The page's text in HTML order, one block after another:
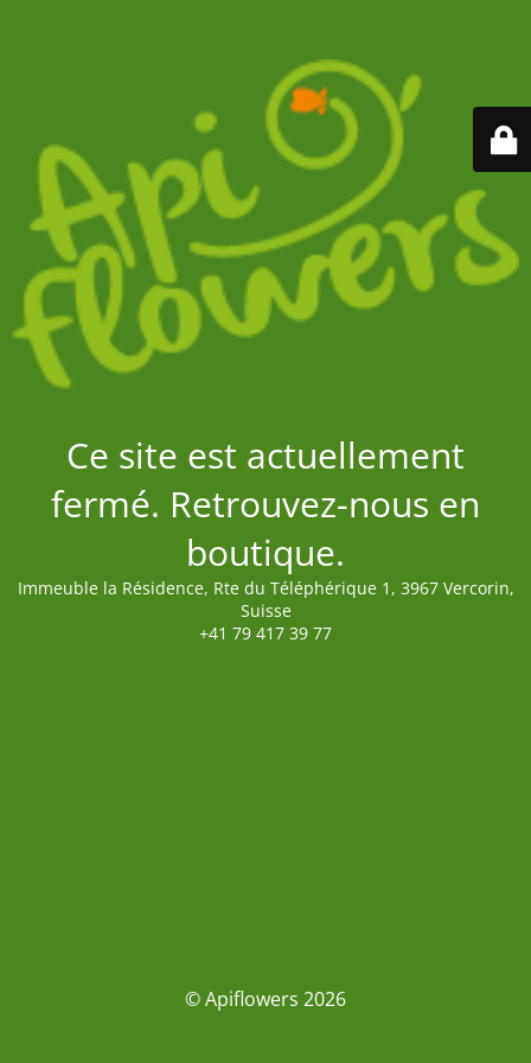
Ce site est actuellement
fermé. Retrouvez-nous en
boutique.
Immeuble la Résidence, Rte du Téléphérique 1, 3967 Vercorin,
Suisse
+41 79 417 39 77
© Apiflowers 2026